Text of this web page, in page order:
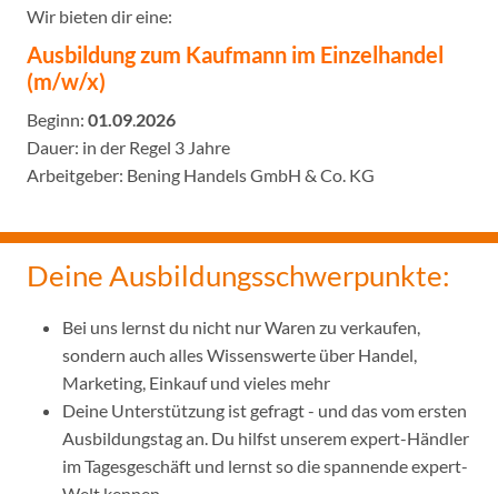
Wir bieten dir eine:
Ausbildung zum Kaufmann im Einzelhandel
(m/w/x)
Beginn: 01.09.2026
Dauer: in der Regel 3 Jahre
Arbeitgeber: Bening Handels GmbH & Co. KG
Deine Ausbildungsschwerpunkte:
Bei uns lernst du nicht nur Waren zu verkaufen,
sondern auch alles Wissenswerte über Handel,
Marketing, Einkauf und vieles mehr
Deine Unterstützung ist gefragt - und das vom ersten
Ausbildungstag an. Du hilfst unserem expert-Händler
im Tagesgeschäft und lernst so die spannende expert-